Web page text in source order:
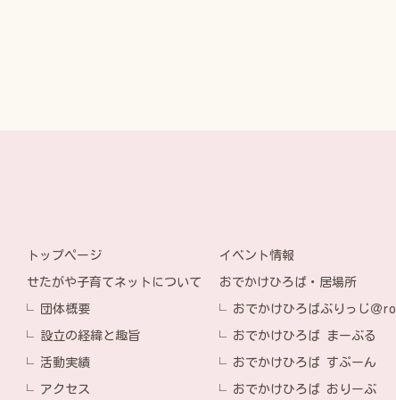
トップページ
せたがや子育てネットについて
団体概要
設立の経緯と趣旨
活動実績
アクセス
イベント情報
おでかけひろば・居場所
おでかけひろばぶりっじ＠
おでかけひろば まーぶる
おでかけひろば すぷーん
おでかけひろば おりーぶ